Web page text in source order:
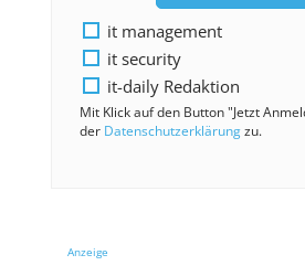
it management
it security
it-daily Redaktion
Mit Klick auf den Button "Jetzt
der Datenschutzerklärungzu.
Anzeige